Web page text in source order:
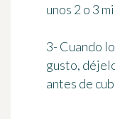
unos 2 o 3
3- Cuando
gusto,
antes de